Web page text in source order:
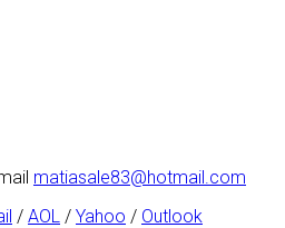
matiasale83@hotmail.com
/ AOL / Yahoo / Outlook